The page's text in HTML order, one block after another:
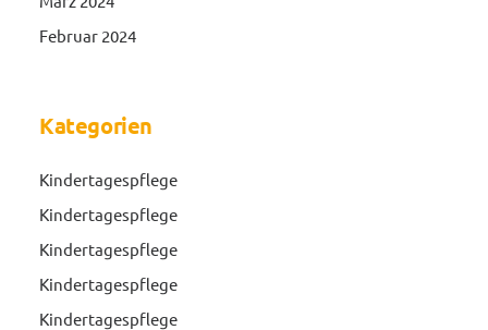
Februar 2024
Kategorien
Kindertagespflege
Kindertagespflege
Kindertagespflege
Kindertagespflege
Kindertagespflege